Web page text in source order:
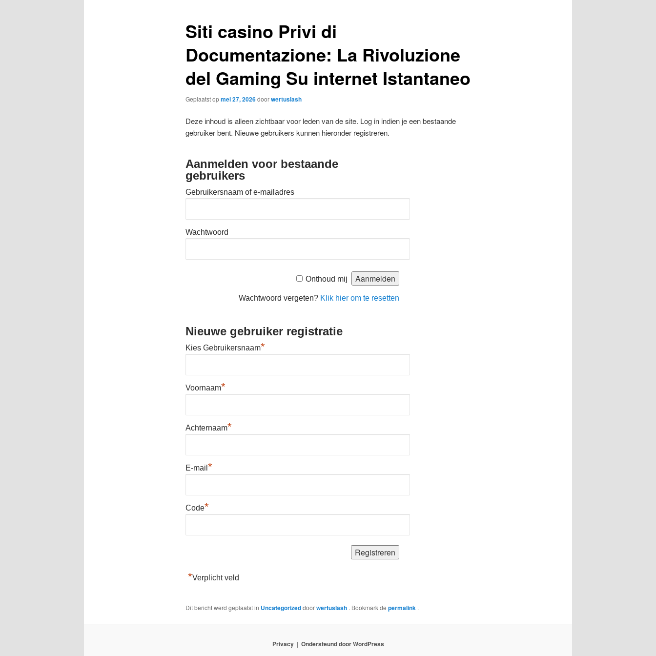
Siti casino Privi di
Documentazione: La Rivoluzione
del Gaming Su internet Istantaneo
Geplaatst opmei 27, 2026doorwertuslash
Deze inhoud is alleen zichtbaar voor leden van de site. Log in indien je een bestaande
gebruiker bent. Nieuwe gebruikers kunnen hieronder registreren.
Aanmelden voor bestaande
gebruikers
Gebruikersnaam of e-mailadres
Wachtwoord
Onthoud mij
Wachtwoord vergeten? Klik hier om te resetten
Nieuwe gebruiker registratie
Kies Gebruikersnaam*
Voornaam*
Achternaam*
E-mail *
Code*
*Verplicht veld
Dit bericht werd geplaatst in Uncategorizeddoorwertuslash . Bookmark de permalink .
Privacy Ondersteund door WordPress